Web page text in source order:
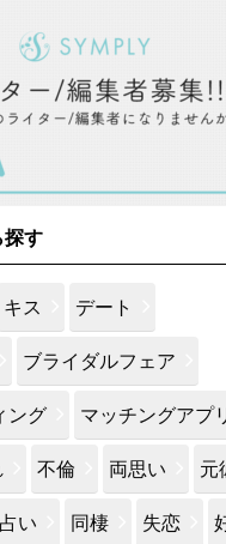
探す
キス デート
ブライダルフェア
ング マッチングアプ
不倫 両思い 元
占い 同棲 失恋